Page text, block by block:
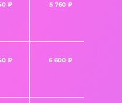
₽ 5 760 ₽
₽ 6 600 ₽